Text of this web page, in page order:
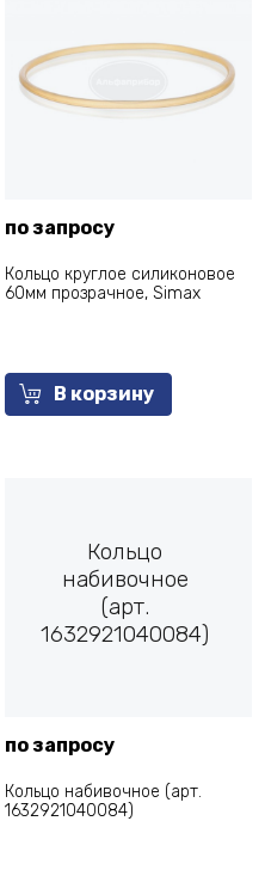
по запросу
Кольцо круглое силиконовое
60мм прозрачное, Simax
В корзину
Кольцо
набивочное
(арт.
1632921040084)
по запросу
Кольцо набивочное (арт.
1632921040084)